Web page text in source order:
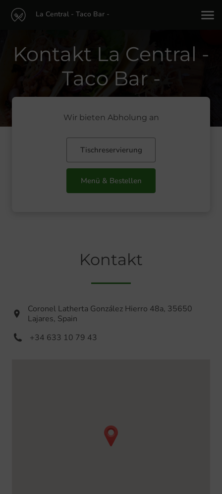
La Central - Taco Bar -
Kontakt La Central -
Taco Bar -
Wir bieten Abholung an
Tischreservierung
Menü & Bestellen
Kontakt
Coronel Latherta González Hierro 48a, 35650
Lajares, Spain
+34 633 10 79 43